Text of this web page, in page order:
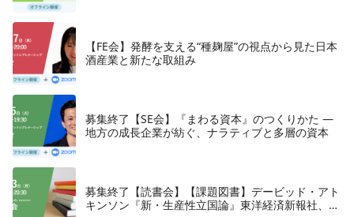
【FE会】発酵を支える“種麹屋”の視点から見た日本
酒産業と新たな取組み
募集終了【SE会】『まわる資本』のつくりかた —
地方の成長企業が紡ぐ、ナラティブと多層の資本
募集終了【読書会】【課題図書】デービッド・アト
キンソン『新・生産性立国論』東洋経済新報社、